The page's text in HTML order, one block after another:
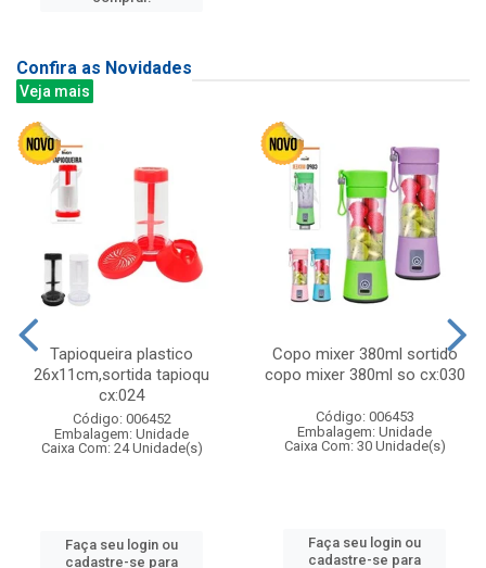
Confira as Novidades
Veja mais
Tapioqueira plastico
26x11cm,sortida tapioqu
cx:024
Código: 006452
Embalagem: Unidade
Caixa Com: 24 Unidade(s)
Faça seu login ou
cadastre-se para
Copo mixer 380ml sortido
copo mixer 380ml so cx:030
Código: 006453
Embalagem: Unidade
Caixa Com: 30 Unidade(s)
Faça seu login ou
cadastre-se para